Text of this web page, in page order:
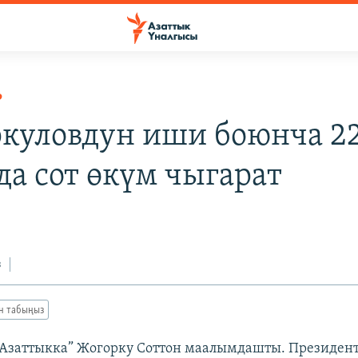
иши боюнча
сот өкүм чыгарат
табыңыз
Жогорку Соттон маалымдашты.